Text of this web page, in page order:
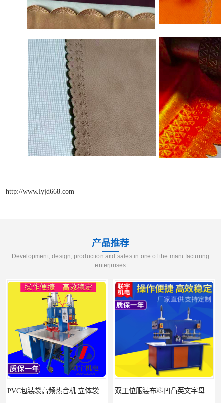
http://www.lyjd668.com
产品推荐
Development, design, production and sales in one of the manufacturing
enterprises
双工位服装布料凹凸英文字母压字机找联宇制造厂